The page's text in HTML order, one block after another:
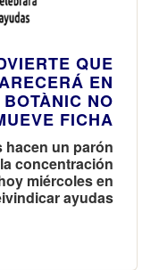
QUE
EN
NO
FICHA
un parón
concentración
miércoles en
ayudas